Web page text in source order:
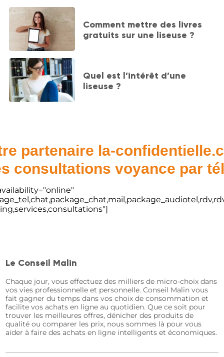
Comment mettre des livres
gratuits sur une liseuse ?
Quel est l’intérêt d’une
liseuse ?
partenaire la-
consultations voyance par
Le Conseil Malin
Chaque jour, vous effectuez des milliers de micro-choix dans
vos vies professionnelle et personnelle. Conseil Malin vous
fait gagner du temps dans vos choix de consommation et
facilite vos achats en ligne au quotidien. Que ce soit pour
trouver les meilleures offres, dénicher des produits de
qualité ou comparer les prix, nous sommes là pour vous
aider à faire des achats en ligne intelligents et économiques.